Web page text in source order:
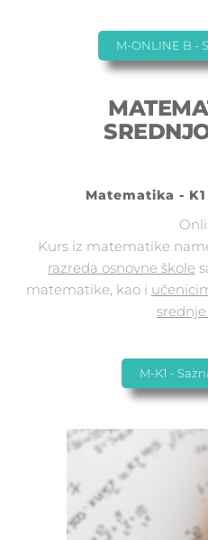
M-ONLINE B -
Matematika -
Kurs iz matematike
razreda osnovne škole
matematike, kao i
srednje
M-K1 -